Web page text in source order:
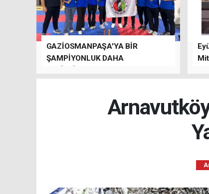
GAZİOSMANPAŞA'YA BİR
ŞAMPİYONLUK DAHA